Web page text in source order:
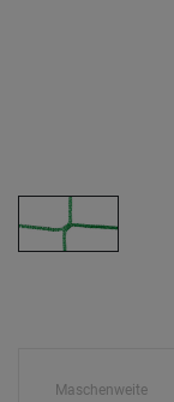
Maschenweite